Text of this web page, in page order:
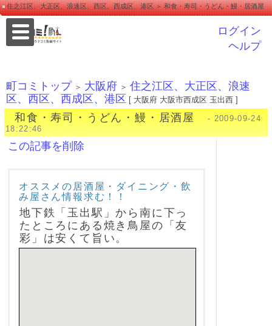
住之江区、大正区、浪速区、西区、西成区、港区 ＞ 和食・寿司・うどん・鰻・居酒屋
ログイン
ヘルプ
町コミトップ ＞ 大阪府 ＞ 住之江区、大正区、浪速
区、西区、西成区、港区 [ 大阪府 大阪市西成区 玉出西 ]
和食・寿司・うどん・鰻・居酒屋
- 2009-09-24
18:22:46
この記事を削除
オススメの居酒屋・ダイニング・飲
み屋さん情報求む！！
地下鉄「玉出駅」から南に下っ
たところにある焼き鳥屋の「友
彩」は安くて旨い。